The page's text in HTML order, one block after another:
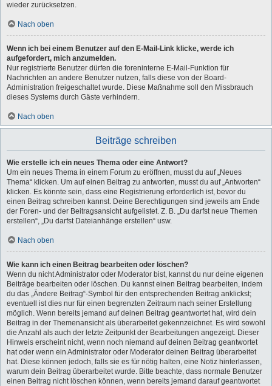
wieder zurücksetzen.
Nach oben
Wenn ich bei einem Benutzer auf den E-Mail-Link klicke, werde ich
aufgefordert, mich anzumelden.
Nur registrierte Benutzer dürfen die foreninterne E-Mail-Funktion für
Nachrichten an andere Benutzer nutzen, falls diese von der Board-
Administration freigeschaltet wurde. Diese Maßnahme soll den Missbrauch
dieses Systems durch Gäste verhindern.
Nach oben
Beiträge schreiben
Wie erstelle ich ein neues Thema oder eine Antwort?
Um ein neues Thema in einem Forum zu eröffnen, musst du auf „Neues
Thema“ klicken. Um auf einen Beitrag zu antworten, musst du auf „Antworten“
klicken. Es könnte sein, dass eine Registrierung erforderlich ist, bevor du
einen Beitrag schreiben kannst. Deine Berechtigungen sind jeweils am Ende
der Foren- und der Beitragsansicht aufgelistet. Z. B. „Du darfst neue Themen
erstellen“, „Du darfst Dateianhänge erstellen“ usw.
Nach oben
Wie kann ich einen Beitrag bearbeiten oder löschen?
Wenn du nicht Administrator oder Moderator bist, kannst du nur deine eigenen
Beiträge bearbeiten oder löschen. Du kannst einen Beitrag bearbeiten, indem
du das „Ändere Beitrag“-Symbol für den entsprechenden Beitrag anklickst;
eventuell ist dies nur für einen begrenzten Zeitraum nach seiner Erstellung
möglich. Wenn bereits jemand auf deinen Beitrag geantwortet hat, wird dein
Beitrag in der Themenansicht als überarbeitet gekennzeichnet. Es wird sowohl
die Anzahl als auch der letzte Zeitpunkt der Bearbeitungen angezeigt. Dieser
Hinweis erscheint nicht, wenn noch niemand auf deinen Beitrag geantwortet
hat oder wenn ein Administrator oder Moderator deinen Beitrag überarbeitet
hat. Diese können jedoch, falls sie es für nötig halten, eine Notiz hinterlassen,
warum dein Beitrag überarbeitet wurde. Bitte beachte, dass normale Benutzer
einen Beitrag nicht löschen können, wenn bereits jemand darauf geantwortet